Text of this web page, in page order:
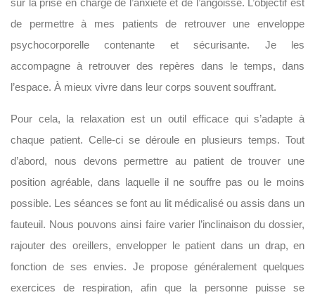
sur la prise en charge de l’anxiété et de l’angoisse. L’objectif est
de permettre à mes patients de retrouver une enveloppe
psychocorporelle contenante et sécurisante. Je les
accompagne à retrouver des repères dans le temps, dans
l’espace. À mieux vivre dans leur corps souvent souffrant.
Pour cela, la relaxation est un outil efficace qui s’adapte à
chaque patient. Celle-ci se déroule en plusieurs temps. Tout
d’abord, nous devons permettre au patient de trouver une
position agréable, dans laquelle il ne souffre pas ou le moins
possible. Les séances se font au lit médicalisé ou assis dans un
fauteuil. Nous pouvons ainsi faire varier l’inclinaison du dossier,
rajouter des oreillers, envelopper le patient dans un drap, en
fonction de ses envies. Je propose généralement quelques
exercices de respiration, afin que la personne puisse se